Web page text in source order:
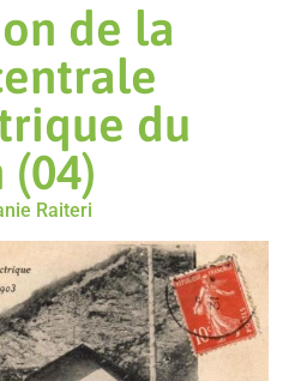
de la
du
Raiteri